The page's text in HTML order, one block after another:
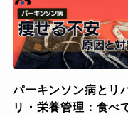
パーキンソン病とリ
リ・栄養管理：食べ